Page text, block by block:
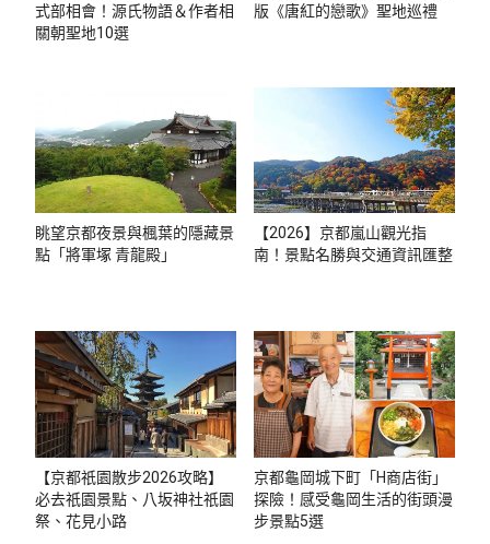
式部相會！源氏物語＆作者相
關朝聖地10選
版《唐紅的戀歌》聖地巡禮
眺望京都夜景與楓葉的隱藏景
點「將軍塚 青龍殿」
【2026】京都嵐山觀光指
南！景點名勝與交通資訊匯整
【京都祇園散步2026攻略】
必去祇園景點、八坂神社祇園
祭、花見小路
京都龜岡城下町「H商店街」
探險！感受龜岡生活的街頭漫
步景點5選